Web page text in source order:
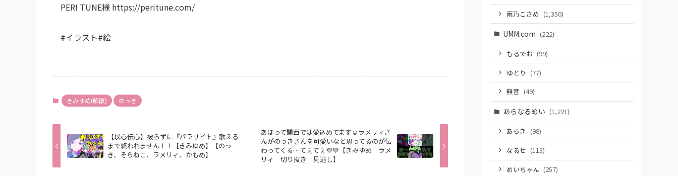
PERI TUNE様 https://peritune.com/
#イラスト#絵
きみゆめ(解散) のっき
【以心伝心】被らずに『パラサイト』歌える
まで終われません！！【きみゆめ】【のっ
き、そらねこ、ラメリィ、かもめ】
あほって関西では愛込めてます☺️ラメリィさ
んがのっきさんを可愛いなと思ってるのが伝
わってくる…てぇてぇ💜💚【きみゆめ ラメ
リィ 切り抜き 見逃し】
雨乃こさめ (1,350)
UMM.com (222)
もるでお (99)
ゆとり (77)
無音 (49)
あらなるめい (1,221)
あらき (98)
なるせ (113)
めいちゃん (257)